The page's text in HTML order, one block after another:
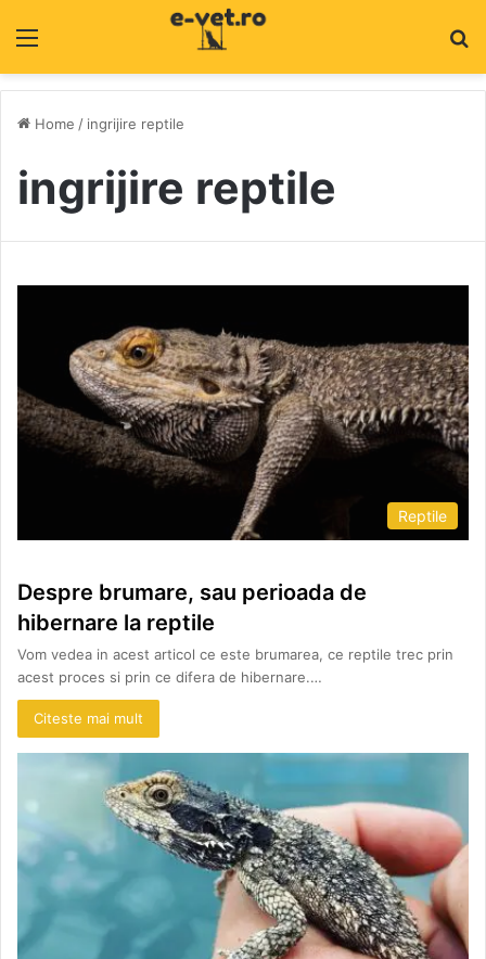
Home / ingrijire reptile
ingrijire reptile
Reptile
Despre brumare, sau perioada de
hibernare la reptile
Vom vedea in acest articol ce este brumarea, ce reptile trec prin
acest proces si prin ce difera de hibernare.…
Citeste mai mult